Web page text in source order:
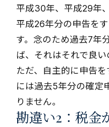
平成30年、平成29年
平成26年分の申告を
す。念のため過去7年
ば、それはそれで良い
ただ、自主的に申告
には過去5年分の確定
りません。
勘違い2：税金